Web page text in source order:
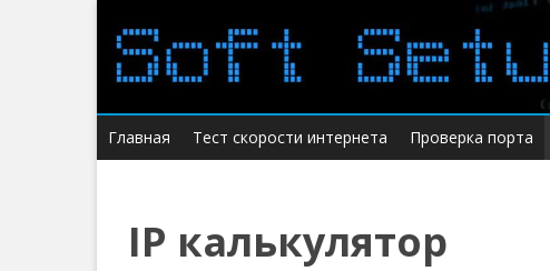
Главная Тест скорости интернета Проверка порта
IP калькулятор